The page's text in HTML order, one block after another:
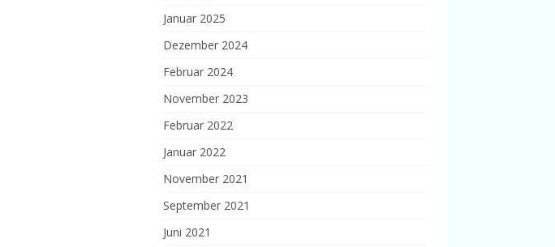
Januar 2025
Dezember 2024
Februar 2024
November 2023
Februar 2022
Januar 2022
November 2021
September 2021
Juni 2021